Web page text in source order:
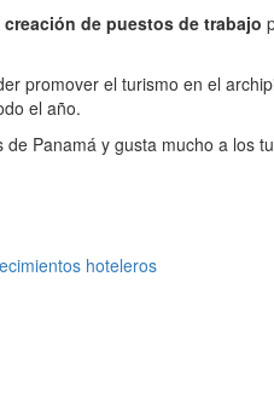
creación de puestos de trabajo
promover el turismo en el
el año.
Panamá y gusta mucho a los
hoteleros